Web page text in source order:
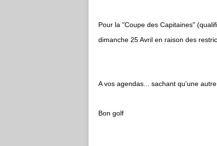
Pour la "Coupe des Capitaines"
dimanche 25 Avril en raison des
A vos agendas... sachant qu'une
Bon golf